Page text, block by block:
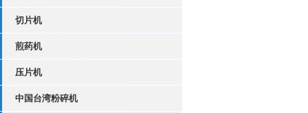
切片机
煎药机
压片机
中国台湾粉碎机